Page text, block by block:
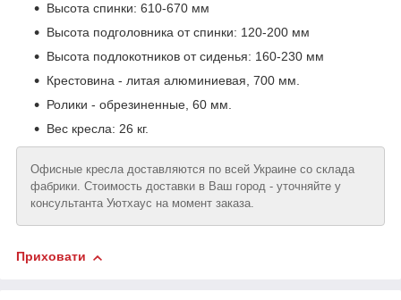
Высота спинки: 610-670 мм
Высота подголовника от спинки: 120-200 мм
Высота подлокотников от сиденья: 160-230 мм
Крестовина - литая алюминиевая, 700 мм.
Ролики - обрезиненные, 60 мм.
Вес кресла: 26 кг.
Офисные кресла доставляются по всей Украине со склада
фабрики. Стоимость доставки в Ваш город - уточняйте у
консультанта Уютхаус на момент заказа.
Приховати